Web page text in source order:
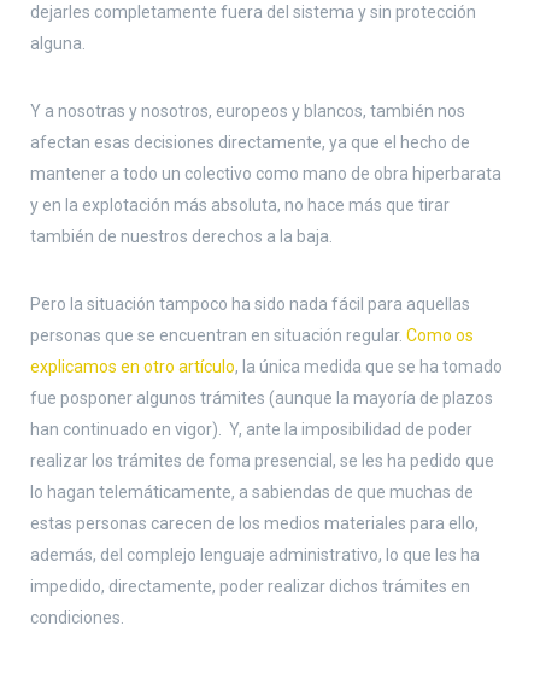
dejarles completamente fuera del sistema y sin protección
alguna.
Y a nosotras y nosotros, europeos y blancos, también nos
afectan esas decisiones directamente, ya que el hecho de
mantener a todo un colectivo como mano de obra hiperbarata
y en la explotación más absoluta, no hace más que tirar
también de nuestros derechos a la baja.
Pero la situación tampoco ha sido nada fácil para aquellas
personas que se encuentran en situación regular. Como os
explicamos en otro artículo, la única medida que se ha tomado
fue posponer algunos trámites (aunque la mayoría de plazos
han continuado en vigor). Y, ante la imposibilidad de poder
realizar los trámites de foma presencial, se les ha pedido que
lo hagan telemáticamente, a sabiendas de que muchas de
estas personas carecen de los medios materiales para ello,
además, del complejo lenguaje administrativo, lo que les ha
impedido, directamente, poder realizar dichos trámites en
condiciones.